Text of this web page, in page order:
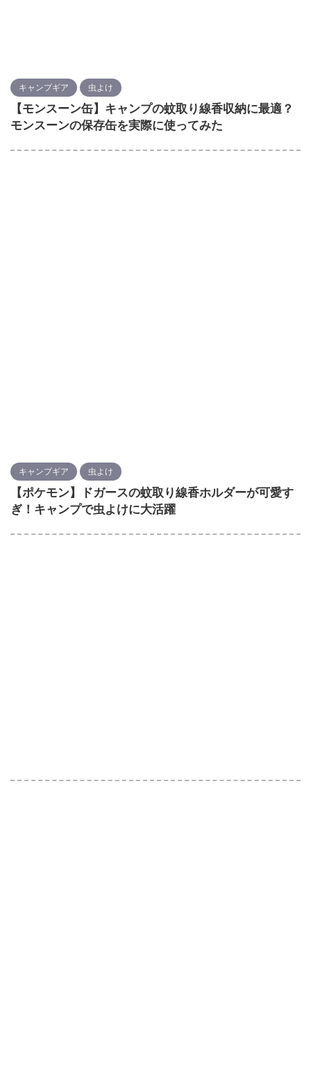
キャンプギア 虫よけ
【モンスーン缶】キャンプの蚊取り線香収納に最適？
モンスーンの保存缶を実際に使ってみた
キャンプギア 虫よけ
【ポケモン】ドガースの蚊取り線香ホルダーが可愛す
ぎ！キャンプで虫よけに大活躍